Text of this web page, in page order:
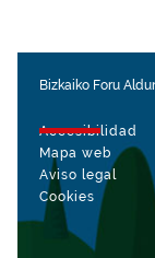
Bizkaiko Foru
Accesibilidad
Mapa web
Aviso legal
Cookies